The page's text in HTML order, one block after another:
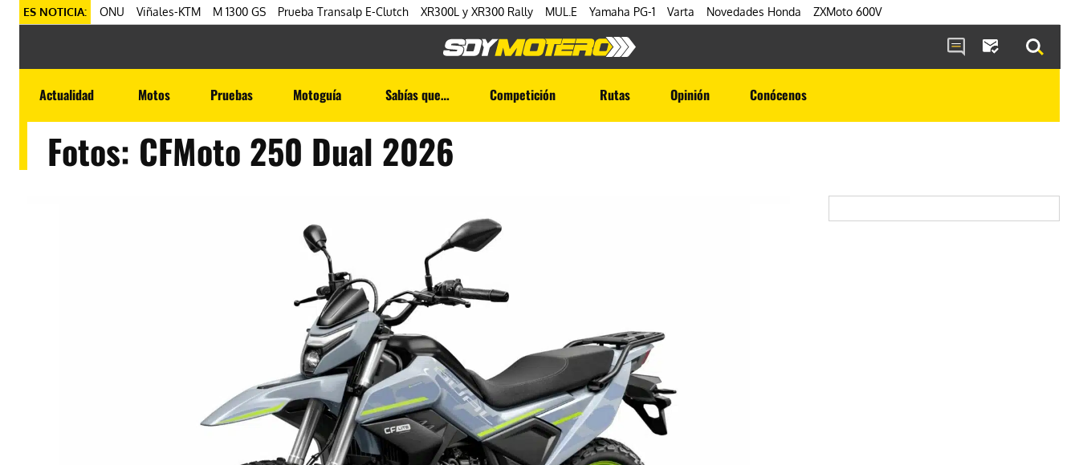
ES NOTICIA: ONU Viñales-KTM M 1300 GS Prueba Transalp E-Clutch XR300L y XR300 Rally MUL.E Yamaha PG-1 Varta Novedades Honda ZXMoto 600V
Actualidad Motos Pruebas Motoguía Sabías que… Competición Rutas Opinión Conócenos
Fotos: CFMoto 250 Dual 2026